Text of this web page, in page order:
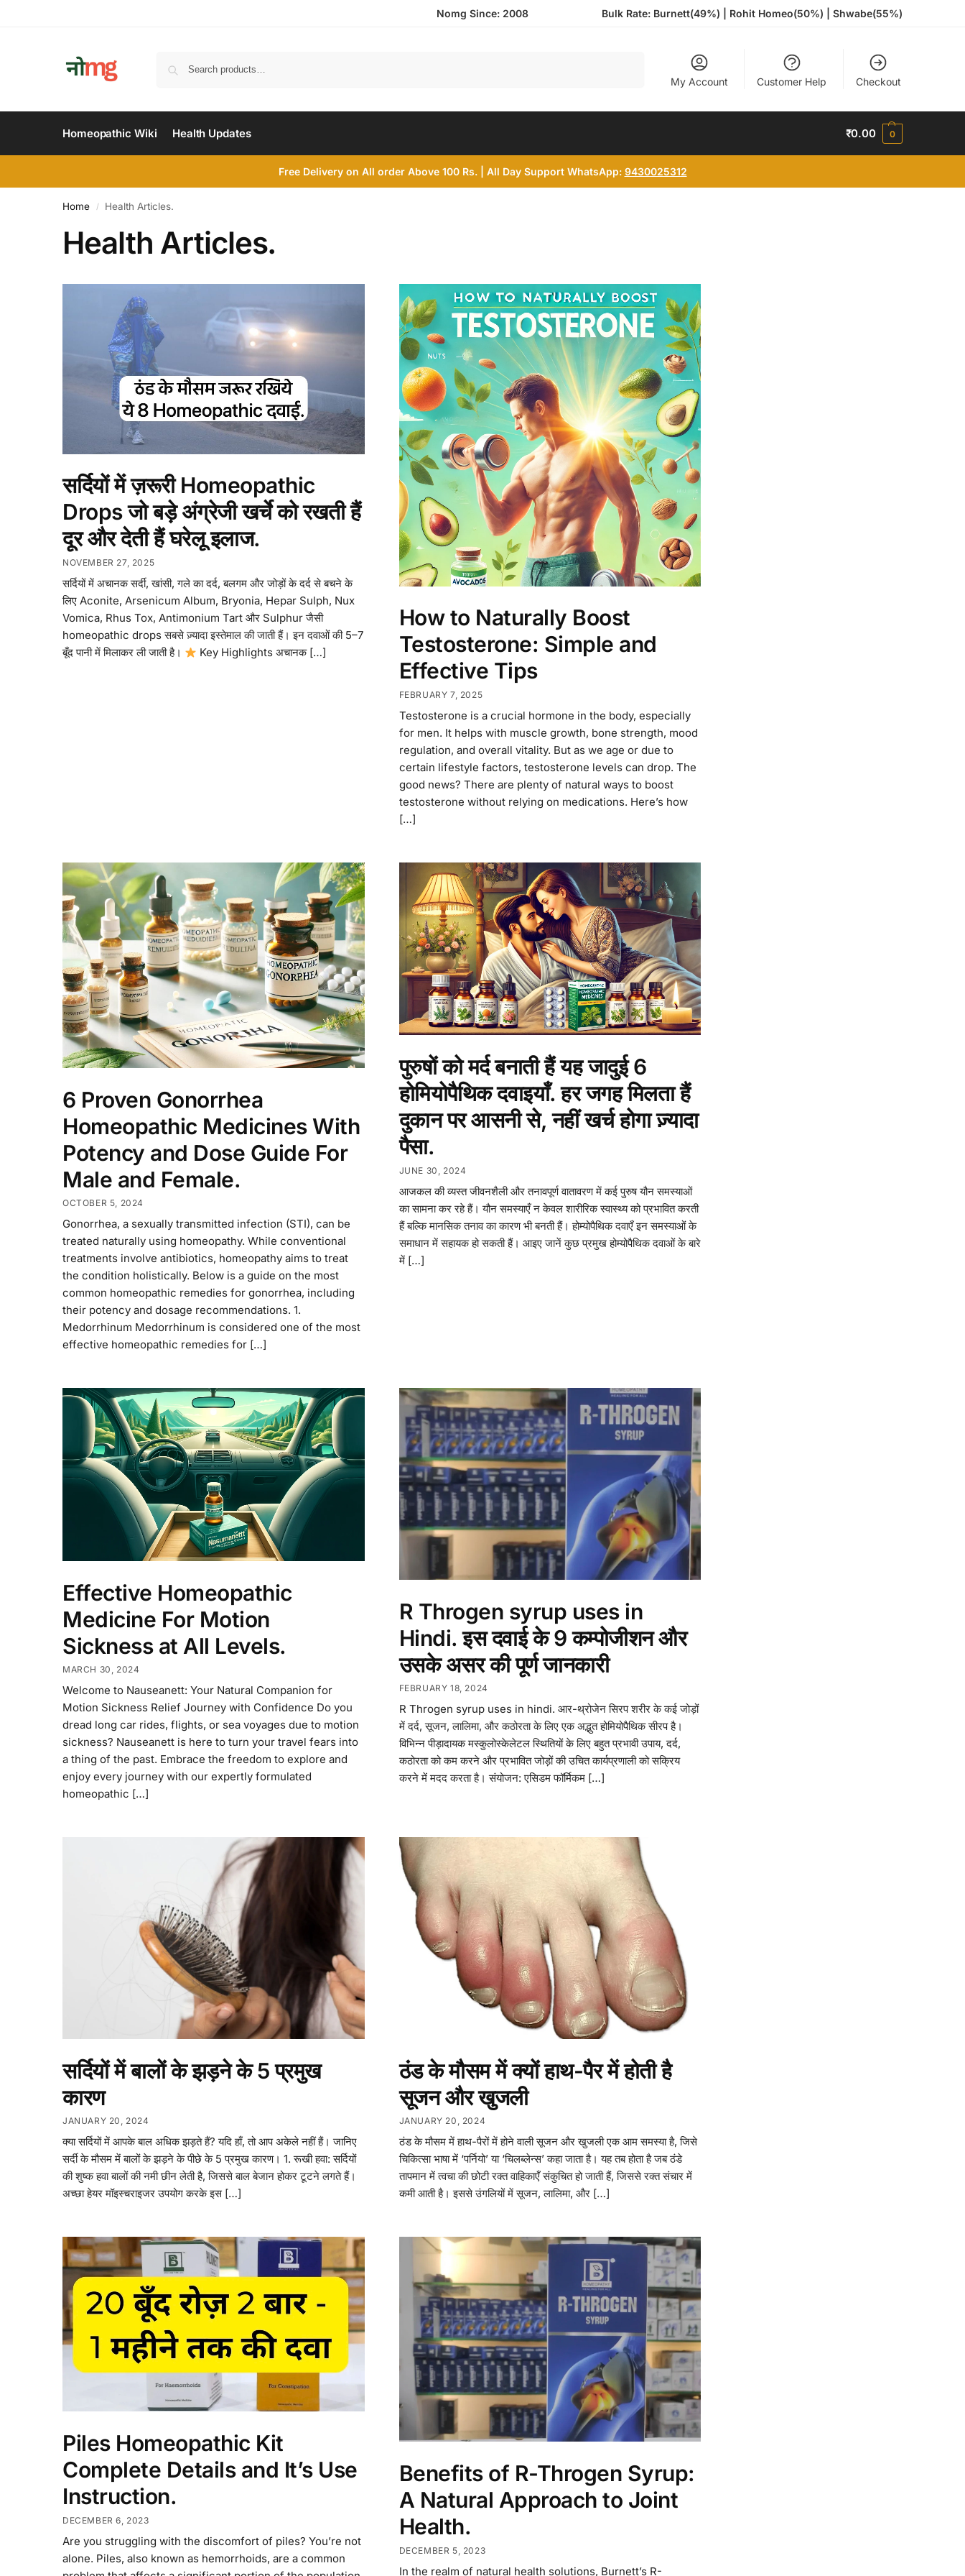
Nomg Since: 2008 Bulk Rate: Burnett(49%) | Rohit Homeo(50%) | Shwabe(55%)
My Account Customer Help Checkout
Homeopathic Wiki Health Updates ₹0.00 0
Free Delivery on All order Above 100 Rs. | All Day Support WhatsApp: 9430025312
Home / Health Articles.
Health Articles.
सर्दियों में ज़रूरी Homeopathic
Drops जो बड़े अंग्रेजी खर्चे को रखती हैं
दूर और देती हैं घरेलू इलाज.
NOVEMBER 27, 2025
सर्दियों में अचानक सर्दी, खांसी, गले का दर्द, बलगम और जोड़ों के दर्द से बचने के
लिए Aconite, Arsenicum Album, Bryonia, Hepar Sulph, Nux
Vomica, Rhus Tox, Antimonium Tart और Sulphur जैसी
homeopathic drops सबसे ज़्यादा इस्तेमाल की जाती हैं। इन दवाओं की 5–7
बूँद पानी में मिलाकर ली जाती है।
Key Highlights अचानक […]
How to Naturally Boost
Testosterone: Simple and
Effective Tips
FEBRUARY 7, 2025
Testosterone is a crucial hormone in the body, especially
for men. It helps with muscle growth, bone strength, mood
regulation, and overall vitality. But as we age or due to
certain lifestyle factors, testosterone levels can drop. The
good news? There are plenty of natural ways to boost
testosterone without relying on medications. Here’s how
[…]
6 Proven Gonorrhea
Homeopathic Medicines With
Potency and Dose Guide For
Male and Female.
OCTOBER 5, 2024
Gonorrhea, a sexually transmitted infection (STI), can be
treated naturally using homeopathy. While conventional
treatments involve antibiotics, homeopathy aims to treat
the condition holistically. Below is a guide on the most
common homeopathic remedies for gonorrhea, including
their potency and dosage recommendations. 1.
Medorrhinum Medorrhinum is considered one of the most
effective homeopathic remedies for […]
पुरुषों को मर्द बनाती हैं यह जादुई 6
होमियोपैथिक दवाइयाँ. हर जगह मिलता हैं
दुकान पर आसनी से, नहीं खर्च होगा ज़्यादा
पैसा.
JUNE 30, 2024
आजकल की व्यस्त जीवनशैली और तनावपूर्ण वातावरण में कई पुरुष यौन समस्याओं
का सामना कर रहे हैं। यौन समस्याएँ न केवल शारीरिक स्वास्थ्य को प्रभावित करती
हैं बल्कि मानसिक तनाव का कारण भी बनती हैं। होम्योपैथिक दवाएँ इन समस्याओं के
समाधान में सहायक हो सकती हैं। आइए जानें कुछ प्रमुख होम्योपैथिक दवाओं के बारे
में […]
Effective Homeopathic
Medicine For Motion
Sickness at All Levels.
MARCH 30, 2024
Welcome to Nauseanett: Your Natural Companion for
Motion Sickness Relief Journey with Confidence Do you
dread long car rides, flights, or sea voyages due to motion
sickness? Nauseanett is here to turn your travel fears into
a thing of the past. Embrace the freedom to explore and
enjoy every journey with our expertly formulated
homeopathic […]
R Throgen syrup uses in
Hindi. इस दवाई के 9 कम्पोजीशन और
उसके असर की पूर्ण जानकारी
FEBRUARY 18, 2024
R Throgen syrup uses in hindi. आर-थ्रोजेन सिरप शरीर के कई जोड़ों
में दर्द, सूजन, लालिमा, और कठोरता के लिए एक अद्भुत होमियोपैथिक सीरप है।
विभिन्न पीड़ादायक मस्कुलोस्केलेटल स्थितियों के लिए बहुत प्रभावी उपाय, दर्द,
कठोरता को कम करने और प्रभावित जोड़ों की उचित कार्यप्रणाली को सक्रिय
करने में मदद करता है। संयोजन: एसिडम फॉर्मिकम […]
सर्दियों में बालों के झड़ने के 5 प्रमुख
कारण
JANUARY 20, 2024
क्या सर्दियों में आपके बाल अधिक झड़ते हैं? यदि हाँ, तो आप अकेले नहीं हैं। जानिए
सर्दी के मौसम में बालों के झड़ने के पीछे के 5 प्रमुख कारण। 1. रूखी हवा: सर्दियों
की शुष्क हवा बालों की नमी छीन लेती है, जिससे बाल बेजान होकर टूटने लगते हैं।
अच्छा हेयर मॉइस्चराइजर उपयोग करके इस […]
ठंड के मौसम में क्यों हाथ-पैर में होती है
सूजन और खुजली
JANUARY 20, 2024
ठंड के मौसम में हाथ-पैरों में होने वाली सूजन और खुजली एक आम समस्या है, जिसे
चिकित्सा भाषा में ‘पर्नियो’ या ‘चिलब्लेन्स’ कहा जाता है। यह तब होता है जब ठंडे
तापमान में त्वचा की छोटी रक्त वाहिकाएँ संकुचित हो जाती हैं, जिससे रक्त संचार में
कमी आती है। इससे उंगलियों में सूजन, लालिमा, और […]
Piles Homeopathic Kit
Complete Details and It’s Use
Instruction.
DECEMBER 6, 2023
Are you struggling with the discomfort of piles? You’re not
alone. Piles, also known as hemorrhoids, are a common
Benefits of R-Throgen Syrup:
A Natural Approach to Joint
Health.
DECEMBER 5, 2023
In the realm of natural health solutions, Burnett’s R-